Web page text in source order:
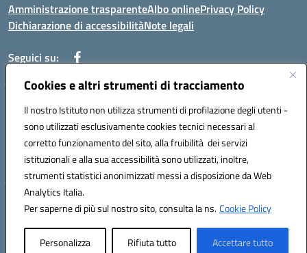
Cookies e altri strumenti di tracciamento
Il nostro Istituto non utilizza strumenti di profilazione degli utenti -
sono utilizzati esclusivamente cookies tecnici necessari al
corretto funzionamento del sito, alla fruibilità dei servizi
istituzionali e alla sua accessibilità sono utilizzati, inoltre,
strumenti statistici anonimizzati messi a disposizione da Web
Analytics Italia.
Per saperne di più sul nostro sito, consulta la ns.Cookie Policy
Personalizza Rifiuta tutto Accettare tutto
Amministrazione trasparenteAlbo onlinePrivacy Policy
Dichiarazione di accessibilitàNote legali
Seguici su:
Indirizzo: VIA BRECCIAME, 46 - 81024 MADDALONI (CE)
Mail: CEIC8AU001@istruzione.it - Pec: CEIC8AU001@pec.istruzione.it -
Telefono: 0823408721
Meccanografico: CEIC8AU001
Codice fiscale: 93086080616
Hosting & Powered by 3D Solution S.r.l.
Concept & Design by Designers Italia